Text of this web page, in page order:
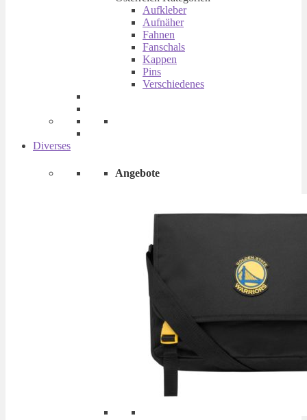
Aufkleber
Aufnäher
Fahnen
Fanschals
Kappen
Pins
Verschiedenes
Diverses
Angebote